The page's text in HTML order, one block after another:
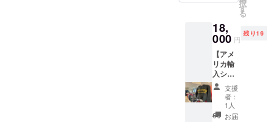
㎝×幅４０㎝✕奥
設計中、若干の
変動有） ・2月
分の棚の利用料
は無料です。以
降は月額４，４
００円程度（税
込）がかかりま
す
前をご記入くだ
項】 ・販売ス
ペースは縦４０
㎝×幅４０㎝✕奥
行４０cm（現在
設計中、若干の
変動有） ・2月
択
す
る
18,
000 円
残り19
【アメ
リカ輸
入シャ
ツ2点＆
ス
ウェッ
トor
支援
者：
1人
お届